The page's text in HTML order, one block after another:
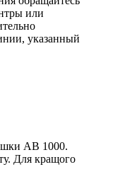
или
указанный
AB 1000.
Для кращого